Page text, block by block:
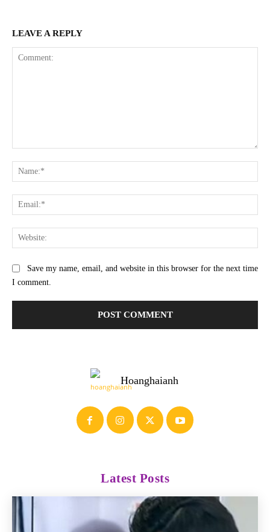
LEAVE A REPLY
Save my name, email, and website in this browser for the next time
I comment.
Hoanghaianh
Latest Posts